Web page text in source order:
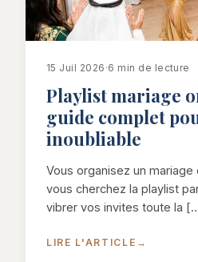
15 Juil 2026 ·6 min de lecture
Playlist mariage
guide complet
inoubliable
Vous organisez un
vous cherchez la playlist
vibrer vos invites toute la
LIRE L'ARTICLE →